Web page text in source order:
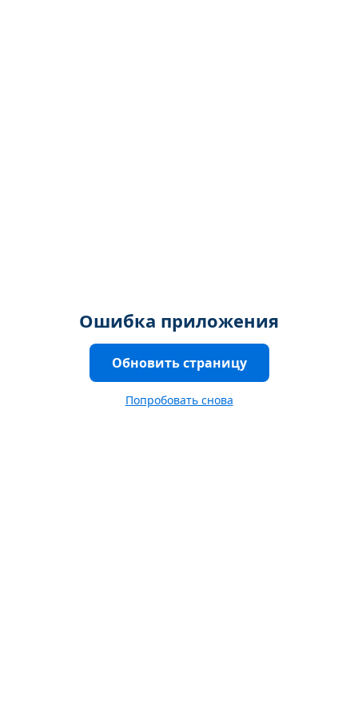
Ошибка приложения
Обновить страницу
Попробовать снова